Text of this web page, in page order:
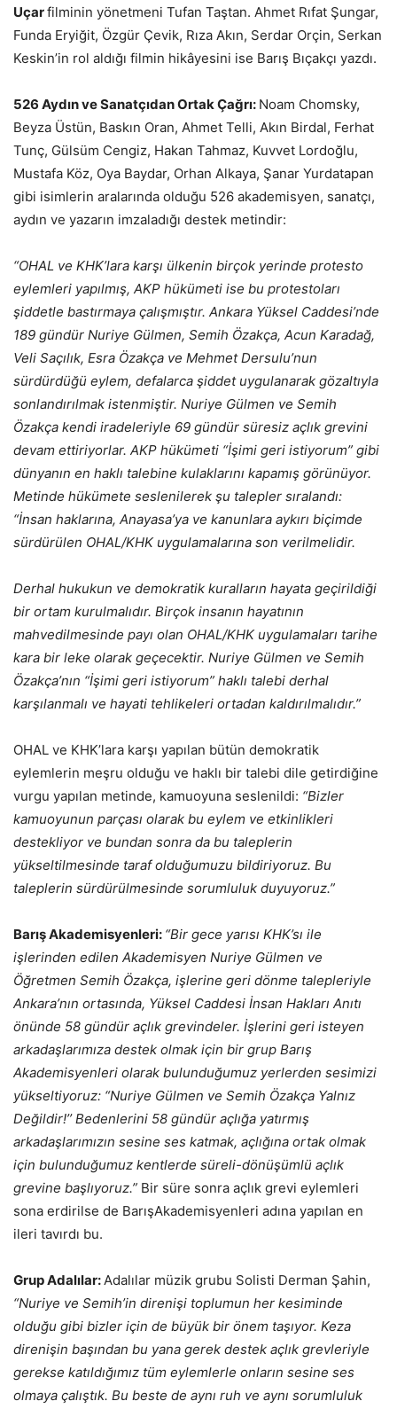
Uçarfilminin yönetmeni Tufan Taştan. Ahmet Rıfat Şungar,
Funda Eryiğit, Özgür Çevik, Rıza Akın, Serdar Orçin, Serkan
Keskin’in rol aldığı filmin hikâyesini ise Barış Bıçakçı yazdı.
526 Aydın ve Sanatçıdan Ortak Çağrı: Noam Chomsky,
Beyza Üstün, Baskın Oran, Ahmet Telli, Akın Birdal, Ferhat
Tunç, Gülsüm Cengiz, Hakan Tahmaz, Kuvvet Lordoğlu,
Mustafa Köz, Oya Baydar, Orhan Alkaya, Şanar Yurdatapan
gibi isimlerin aralarında olduğu 526 akademisyen, sanatçı,
aydın ve yazarın imzaladığı destek metindir:
“OHAL ve KHK’lara karşı ülkenin birçok yerinde protesto
eylemleri yapılmış, AKP hükümeti ise bu protestoları
şiddetle bastırmaya çalışmıştır. Ankara Yüksel Caddesi’nde
189 gündür Nuriye Gülmen, Semih Özakça, Acun Karadağ,
Veli Saçılık, Esra Özakça ve Mehmet Dersulu’nun
sürdürdüğü eylem, defalarca şiddet uygulanarak gözaltıyla
sonlandırılmak istenmiştir. Nuriye Gülmen ve Semih
Özakça kendi iradeleriyle 69 gündür süresiz açlık grevini
devam ettiriyorlar. AKP hükümeti “İşimi geri istiyorum” gibi
dünyanın en haklı talebine kulaklarını kapamış görünüyor.
Metinde hükümete seslenilerek şu talepler sıralandı:
“İnsan haklarına, Anayasa’ya ve kanunlara aykırı biçimde
sürdürülen OHAL/KHK uygulamalarına son verilmelidir.
Derhal hukukun ve demokratik kuralların hayata geçirildiği
bir ortam kurulmalıdır. Birçok insanın hayatının
mahvedilmesinde payı olan OHAL/KHK uygulamaları tarihe
kara bir leke olarak geçecektir. Nuriye Gülmen ve Semih
Özakça’nın “İşimi geri istiyorum” haklı talebi derhal
karşılanmalı ve hayati tehlikeleri ortadan kaldırılmalıdır.”
OHAL ve KHK’lara karşı yapılan bütün demokratik
eylemlerin meşru olduğu ve haklı bir talebi dile getirdiğine
vurgu yapılan metinde, kamuoyuna seslenildi: “Bizler
kamuoyunun parçası olarak bu eylem ve etkinlikleri
destekliyor ve bundan sonra da bu taleplerin
yükseltilmesinde taraf olduğumuzu bildiriyoruz. Bu
taleplerin sürdürülmesinde sorumluluk duyuyoruz.”
Barış Akademisyenleri: “Bir gece yarısı KHK’sı ile
işlerinden edilen Akademisyen Nuriye Gülmen ve
Öğretmen Semih Özakça, işlerine geri dönme talepleriyle
Ankara’nın ortasında, Yüksel Caddesi İnsan Hakları Anıtı
önünde 58 gündür açlık grevindeler. İşlerini geri isteyen
arkadaşlarımıza destek olmak için bir grup Barış
Akademisyenleri olarak bulunduğumuz yerlerden sesimizi
yükseltiyoruz: “Nuriye Gülmen ve Semih Özakça Yalnız
Değildir!’’ Bedenlerini 58 gündür açlığa yatırmış
arkadaşlarımızın sesine ses katmak, açlığına ortak olmak
için bulunduğumuz kentlerde süreli-dönüşümlü açlık
grevine başlıyoruz.” Bir süre sonra açlık grevi eylemleri
sona erdirilse de BarışAkademisyenleri adına yapılan en
ileri tavırdı bu.
Grup Adalılar:Adalılar müzik grubu Solisti Derman Şahin,
“Nuriye ve Semih’in direnişi toplumun her kesiminde
olduğu gibi bizler için de büyük bir önem taşıyor. Keza
direnişin başından bu yana gerek destek açlık grevleriyle
gerekse katıldığımız tüm eylemlerle onların sesine ses
olmaya çalıştık. Bu beste de aynı ruh ve aynı sorumluluk